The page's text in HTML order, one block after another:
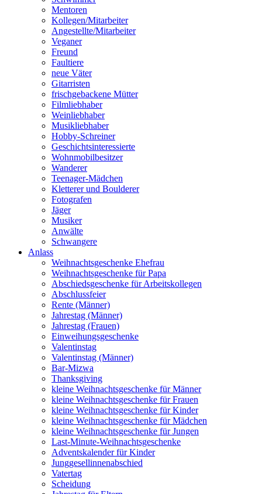
Mentoren
Kollegen/Mitarbeiter
Angestellte/Mitarbeiter
Veganer
Freund
Faultiere
neue Väter
Gitarristen
frischgebackene Mütter
Filmliebhaber
Weinliebhaber
Musikliebhaber
Hobby-Schreiner
Geschichtsinteressierte
Wohnmobilbesitzer
Wanderer
Teenager-Mädchen
Kletterer und Boulderer
Fotografen
Jäger
Musiker
Anwälte
Schwangere
Anlass
Weihnachtsgeschenke Ehefrau
Weihnachtsgeschenke für Papa
Abschiedsgeschenke für Arbeitskollegen
Abschlussfeier
Rente (Männer)
Jahrestag (Männer)
Jahrestag (Frauen)
Einweihungsgeschenke
Valentinstag
Valentinstag (Männer)
Bar-Mizwa
Thanksgiving
kleine Weihnachtsgeschenke für Männer
kleine Weihnachtsgeschenke für Frauen
kleine Weihnachtsgeschenke für Kinder
kleine Weihnachtsgeschenke für Mädchen
kleine Weihnachtsgeschenke für Jungen
Last-Minute-Weihnachtsgeschenke
Adventskalender für Kinder
Junggesellinnenabschied
Vatertag
Scheidung